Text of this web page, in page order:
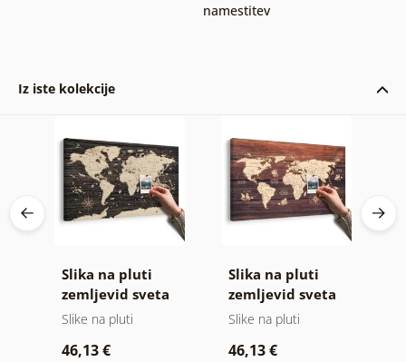
namestitev
Iz iste kolekcije
Slika na pluti
zemljevid sveta
na lesenem
Slike na pluti
46,13 €
Slika na pluti
zemljevid sveta
na lesu
Slike na pluti
46,13 €